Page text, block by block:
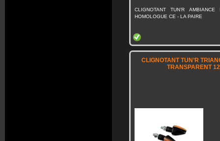
CLIGNOTANT TUN’R
HOMOLOGUE CE - LA PAIRE
CLIGNOTANT TUN’R
TRANSPARENT